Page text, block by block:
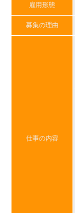
雇用形態
募集の理由
仕事の内容